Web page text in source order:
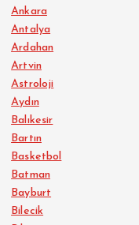
Ankara
Antalya
Ardahan
Artvin
Astroloji
Aydın
Balıkesir
Bartın
Basketbol
Batman
Bayburt
Bilecik